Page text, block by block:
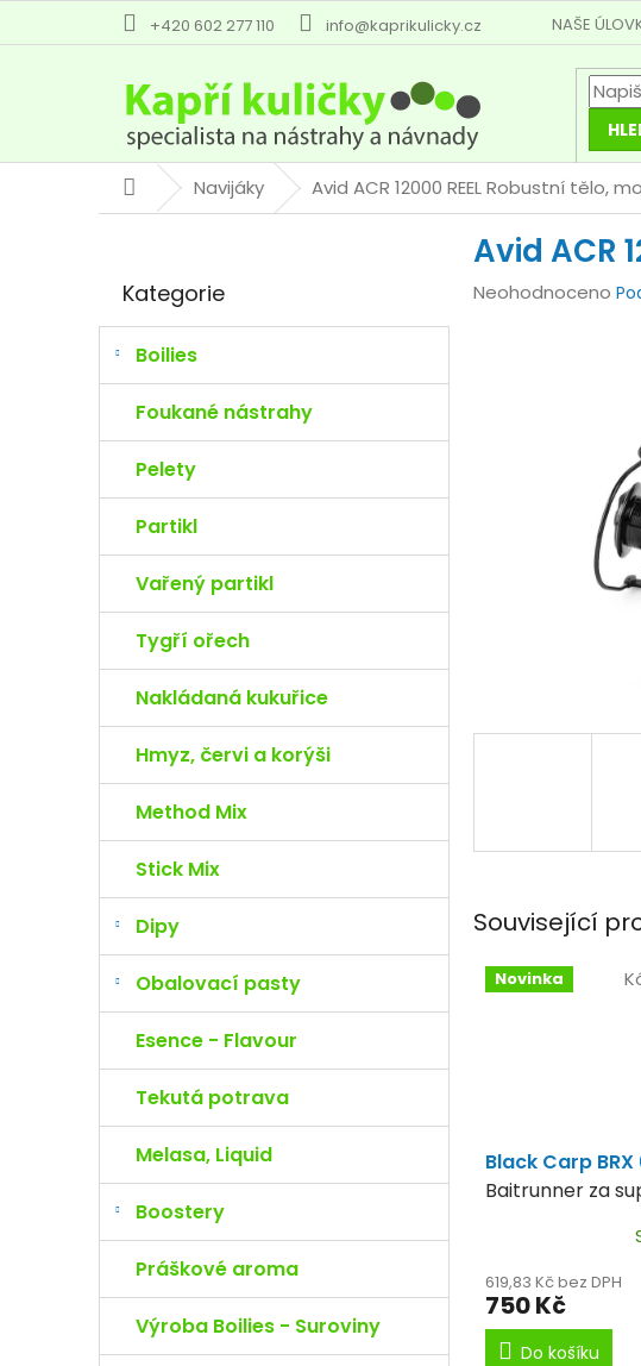
+420 602 277 110 info@kaprikulicky.cz NAŠE
DomůNavijáky Avid ACR 12000 REELRobustní tělo,
r
n
í
l
kategorie
Kategorie
Boilies
Foukané nástrahy
Pelety
Partikl
Vařený partikl
Tygří ořech
Nakládaná kukuřice
Hmyz, červi a korýši
Method Mix
Stick Mix
Dipy
Obalovací pasty
Esence - Flavour
Tekutá potrava
Melasa, Liquid
Boostery
Práškové aroma
Výroba Boilies - Suroviny
Avid ACR
Průměrné
Neohodnoceno
Související
Novinka
Black Carp
Baitrunner za
619,83 Kč bez DPH
750 Kč
Do košíku